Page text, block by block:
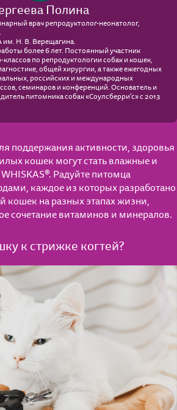
от 1 до 12 мес.
кошек
старше 7 лет
рационы
экспертов
материалы
вопросы
материалы
Полина
врач репродуктолог-неонатолог,
Н. В. Верещагина.
более 6 лет. Постоянный участник
классов по репродуктологии собак и кошек,
общей хирургии, а также ежегодных
российских и международных
семинаров и конференций. Основатель и
питомника собак «Соулсберри’с» с 2013
поддержания активности, здоровья
кошек могут стать влажные и
Радуйте питомца
каждое из которых разработано
кошек на разных этапах жизни,
сочетание витаминов и минералов.
к стрижке когтей?